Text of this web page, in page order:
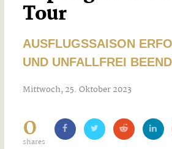
Tour
AUSFLUGSSAISON
UND UNFALLFREI
Mittwoch, 25. Oktober 2023
0
shares